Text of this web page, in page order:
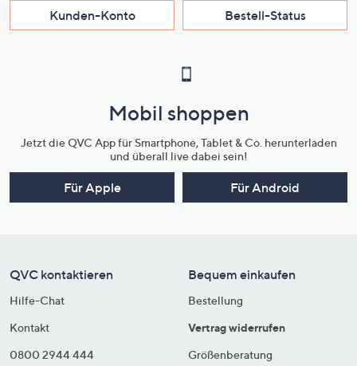
Kunden-Konto Bestell-Status
Mobil shoppen
Jetzt die QVC App für Smartphone, Tablet & Co. herunterladen
und überall live dabei sein!
Für Apple Für Android
QVC kontaktieren
Hilfe-Chat
Kontakt
0800 2944 444
Bequem einkaufen
Bestellung
Vertrag widerrufen
Größenberatung